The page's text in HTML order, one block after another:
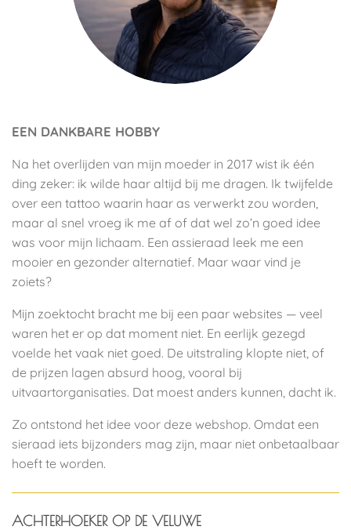
EEN DANKBARE HOBBY
Na het overlijden van mijn moeder in 2017 wist ik één
ding zeker: ik wilde haar altijd bij me dragen. Ik twijfelde
over een tattoo waarin haar as verwerkt zou worden,
maar al snel vroeg ik me af of dat wel zo’n goed idee
was voor mijn lichaam. Een assieraad leek me een
mooier en gezonder alternatief. Maar waar vind je
zoiets?
Mijn zoektocht bracht me bij een paar websites — veel
waren het er op dat moment niet. En eerlijk gezegd
voelde het vaak niet goed. De uitstraling klopte niet, of
de prijzen lagen absurd hoog, vooral bij
uitvaartorganisaties. Dat moest anders kunnen, dacht ik.
Zo ontstond het idee voor deze webshop. Omdat een
sieraad iets bijzonders mag zijn, maar niet onbetaalbaar
hoeft te worden.
ACHTERHOEKEROP DE VELUWE